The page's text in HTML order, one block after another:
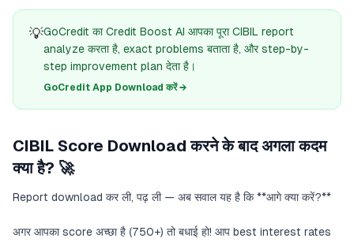
💡GoCredit का Credit Boost AI आपका पूरा CIBIL report
analyze करता है, exact problems बताता है, और step-by-
step improvement plan देता है।
GoCredit App Download करें →
CIBIL Score Download करने के बाद अगला कदम
क्या है? 🚀
Report download कर ली, पढ़ ली — अब सवाल यह है कि **आगे क्या करें?**
अगर आपका score अच्छा है (750+) तो बधाई हो! आप best interest rates